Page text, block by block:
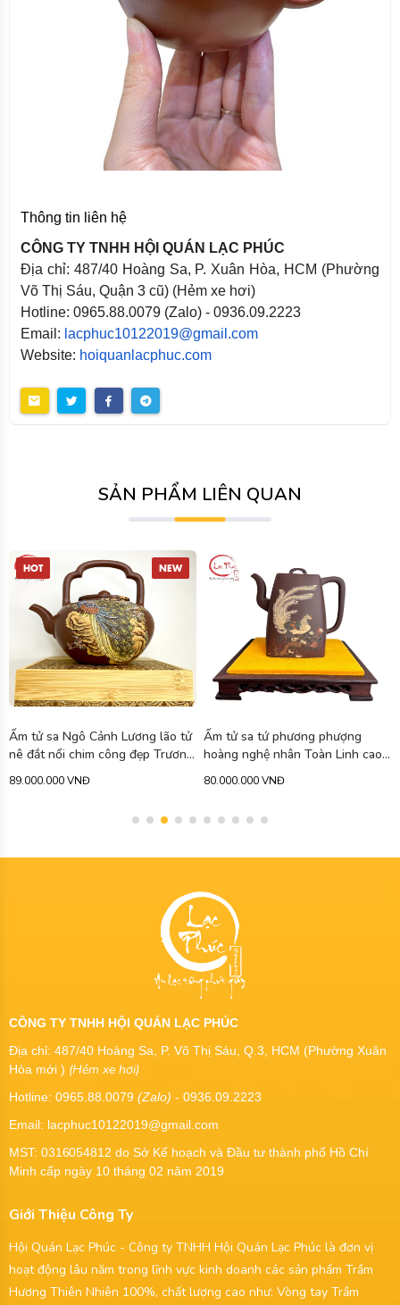
Thông tin liên hệ
CÔNG TY TNHH HỘI QUÁN LẠC PHÚC
Địa chỉ: 487/40 Hoàng Sa, P. Xuân Hòa, HCM (Phường
Võ Thị Sáu, Quận 3 cũ) (Hẻm xe hơi)
Hotline: 0965.88.0079 (Zalo) - 0936.09.2223
Email: lacphuc10122019@gmail.com
Website: hoiquanlacphuc.com
SẢN PHẨM LIÊN QUAN
Ấm tử sa tứ phương phượng
hoàng nghệ nhân Toàn Linh cao
cấp 750ml ATS471
80.000.000 VNĐ
Ấm tử sa tuyết hoa hoàng kim
đoạn nê vẽ rồng cao cấp 340ml
ATS463
79.900.000 VNĐ
CÔNG TY TNHH HỘI QUÁN LẠC PHÚC
Địa chỉ: 487/40 Hoàng Sa, P. Võ Thị Sáu, Q.3, HCM (Phường Xuân
Hòa mới ) (Hẻm xe hơi)
Hotline: 0965.88.0079 (Zalo) - 0936.09.2223
Email: lacphuc10122019@gmail.com
MST: 0316054812 do Sở Kế hoạch và Đầu tư thành phố Hồ Chí
Minh cấp ngày 10 tháng 02 năm 2019
Giới Thiệu Công Ty
Hội Quán Lạc Phúc - Công ty TNHH Hội Quán Lạc Phúc là đơn vị
hoạt động lâu năm trong lĩnh vực kinh doanh các sản phẩm Trầm
Hương Thiên Nhiên 100%, chất lượng cao như: Vòng tay Trầm